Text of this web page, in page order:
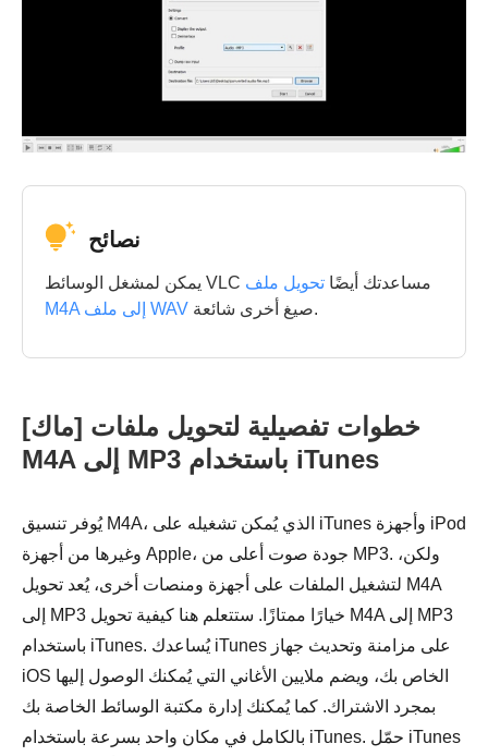
نصائح
يمكن لمشغل الوسائط VLC مساعدتك أيضًا تحويل ملف
M4A إلى ملف WAV
صيغ أخرى شائعة.
[ماك] خطوات تفصيلية لتحويل ملفات
M4A إلى MP3 باستخدام iTunes
يُوفر تنسيق M4A، الذي يُمكن تشغيله على iTunes وأجهزة iPod
وغيرها من أجهزة Apple، جودة صوت أعلى من MP3. ولكن،
لتشغيل الملفات على أجهزة ومنصات أخرى، يُعد تحويل M4A
إلى MP3 خيارًا ممتازًا. ستتعلم هنا كيفية تحويل M4A إلى MP3
باستخدام iTunes. يُساعدك iTunes على مزامنة وتحديث جهاز
iOS الخاص بك، ويضم ملايين الأغاني التي يُمكنك الوصول إليها
بمجرد الاشتراك. كما يُمكنك إدارة مكتبة الوسائط الخاصة بك
بالكامل في مكان واحد بسرعة باستخدام iTunes. حمّل iTunes